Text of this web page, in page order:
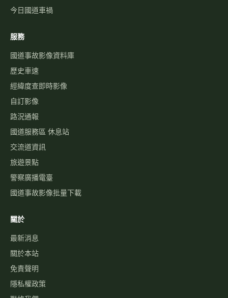
今日國道車禍
服務
國道事故影像資料庫
歷史車速
經緯度查即時影像
自訂影像
路況通報
國道服務區 休息站
交流道資訊
旅遊景點
警察廣播電臺
國道事故影像批量下載
關於
最新消息
關於本站
免責聲明
隱私權政策